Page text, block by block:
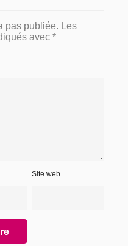
pas publiée. Les
avec *
Site web